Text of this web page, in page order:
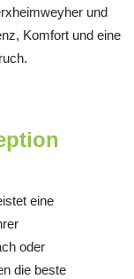
und
Komfort und eine
eine
oder
die beste